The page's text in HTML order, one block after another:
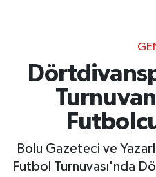
Bolu Gazeteci ve
Futbol Turnuvası'nda